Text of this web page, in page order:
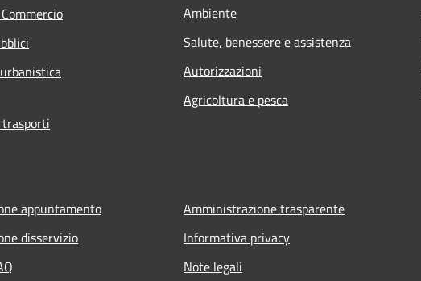
Ambiente
Salute, benessere e assistenza
Autorizzazioni
Agricoltura e pesca
appuntamento
disservizio
Amministrazione trasparente
Informativa privacy
Note legali